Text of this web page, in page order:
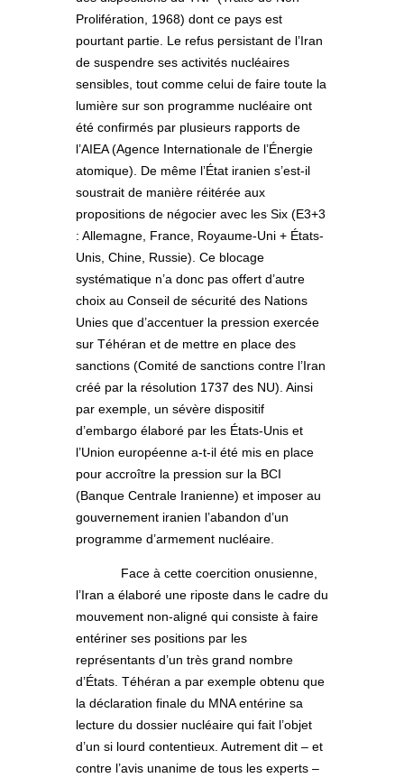
Prolifération, 1968) dont ce pays est
pourtant partie. Le refus persistant de l’Iran
de suspendre ses activités nucléaires
sensibles, tout comme celui de faire toute la
lumière sur son programme nucléaire ont
été confirmés par plusieurs rapports de
l’AIEA (Agence Internationale de l’Énergie
atomique). De même l’État iranien s’est-il
soustrait de manière réitérée aux
propositions de négocier avec les Six (E3+3
: Allemagne, France, Royaume-Uni + États-
Unis, Chine, Russie). Ce blocage
systématique n’a donc pas offert d’autre
choix au Conseil de sécurité des Nations
Unies que d’accentuer la pression exercée
sur Téhéran et de mettre en place des
sanctions (Comité de sanctions contre l’Iran
créé par la résolution 1737 des NU). Ainsi
par exemple, un sévère dispositif
d’embargo élaboré par les États-Unis et
l’Union européenne a-t-il été mis en place
pour accroître la pression sur la BCI
(Banque Centrale Iranienne) et imposer au
gouvernement iranien l’abandon d’un
programme d’armement nucléaire.
Face à cette coercition onusienne,
l’Iran a élaboré une riposte dans le cadre du
mouvement non-aligné qui consiste à faire
entériner ses positions par les
représentants d’un très grand nombre
d’États. Téhéran a par exemple obtenu que
la déclaration finale du MNA entérine sa
lecture du dossier nucléaire qui fait l’objet
d’un si lourd contentieux. Autrement dit – et
contre l’avis unanime de tous les experts –